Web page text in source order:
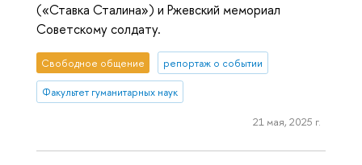
(«Ставка Сталина») и Ржевский мемориал
Советскому солдату.
Свободное общение репортаж о событии
Факультет гуманитарных наук
21 мая, 2025 г.